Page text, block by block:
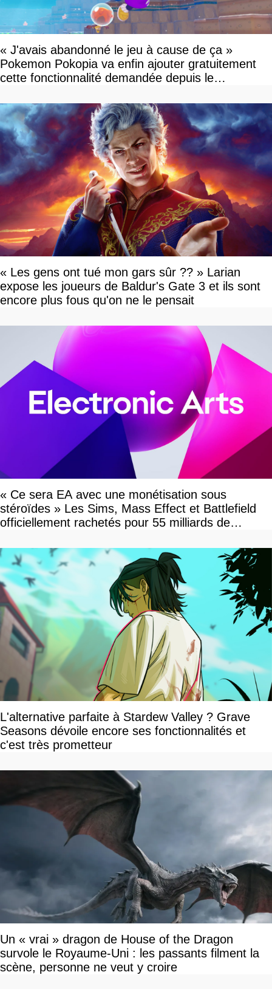
« J'avais abandonné le jeu à cause de ça »
Pokemon Pokopia va enfin ajouter gratuitement
cette fonctionnalité demandée depuis le
« Les gens ont tué mon gars sûr ?? » Larian
expose les joueurs de Baldur's Gate 3 et ils sont
encore plus fous qu'on ne le pensait
« Ce sera EA avec une monétisation sous
stéroïdes » Les Sims, Mass Effect et Battlefield
officiellement rachetés pour 55 milliards de
L'alternative parfaite à Stardew Valley ? Grave
Seasons dévoile encore ses fonctionnalités et
c'est très prometteur
Un « vrai » dragon de House of the Dragon
survole le Royaume-Uni : les passants filment la
scène, personne ne veut y croire